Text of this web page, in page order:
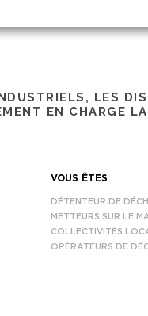
LES
EN CHARGE
VOUS ÊTES
DÉTENTEUR DE
METTEURS SUR LE
COLLECTIVITÉS
OPÉRATEURS DE